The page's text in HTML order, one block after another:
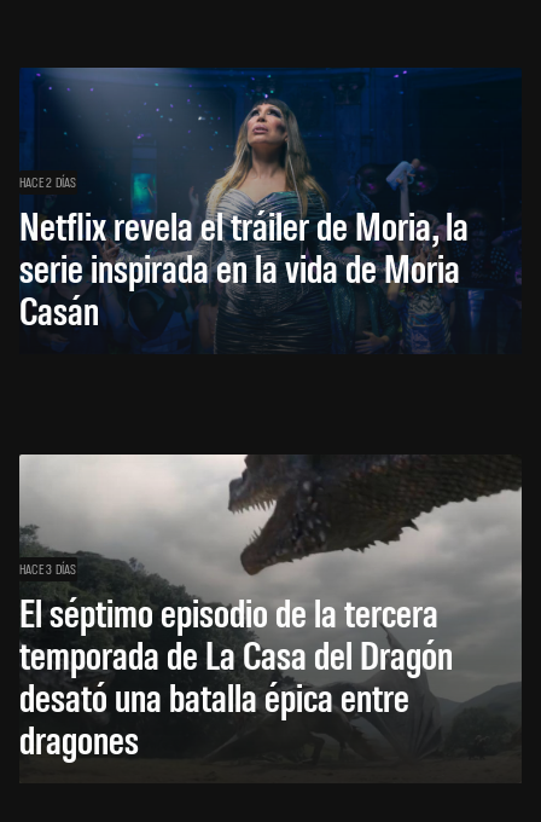
HACE 2 DÍAS
Netflix revela el tráiler de Moria, la
serie inspirada en la vida de Moria
Casán
HACE 3 DÍAS
El séptimo episodio de la tercera
temporada de La Casa del Dragón
desató una batalla épica entre
dragones